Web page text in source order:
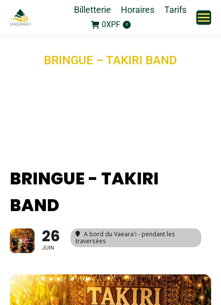
Billetterie Horaires Tarifs
0XPF 0
BRINGUE – TAKIRI BAND
BRINGUE - TAKIRI
BAND
26
JUIN
A bord du Vaeara'i - pendant les
traversées